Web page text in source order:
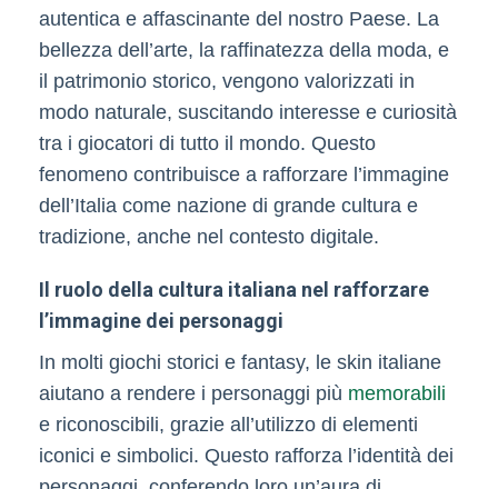
autentica e affascinante del nostro Paese. La
bellezza dell’arte, la raffinatezza della moda, e
il patrimonio storico, vengono valorizzati in
modo naturale, suscitando interesse e curiosità
tra i giocatori di tutto il mondo. Questo
fenomeno contribuisce a rafforzare l’immagine
dell’Italia come nazione di grande cultura e
tradizione, anche nel contesto digitale.
Il ruolo della cultura italiana nel rafforzare
l’immagine dei personaggi
In molti giochi storici e fantasy, le skin italiane
aiutano a rendere i personaggi più memorabili
e riconoscibili, grazie all’utilizzo di elementi
iconici e simbolici. Questo rafforza l’identità dei